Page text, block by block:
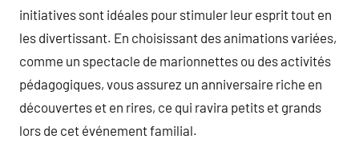
initiatives sont idéales pour stimuler leur esprit tout en
les divertissant. En choisissant des animations variées,
comme un spectacle de marionnettes ou des activités
pédagogiques, vous assurez un anniversaire riche en
découvertes et en rires, ce qui ravira petits et grands
lors de cet événement familial.